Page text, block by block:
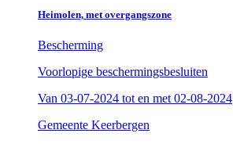
Heimolen, met overgangszone
Bescherming
Voorlopige beschermingsbesluiten
Van 03-07-2024 tot en met 02-08-2024
Gemeente Keerbergen